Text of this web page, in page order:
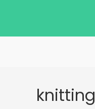
knitting